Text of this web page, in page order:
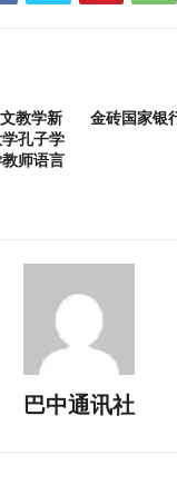
教学新
孔子学
师语言
金砖国家银
巴中通讯社